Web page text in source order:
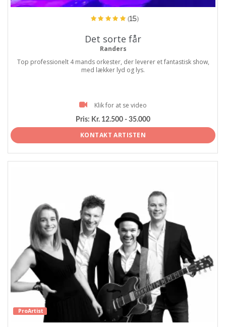
(15)
Det sorte får
Randers
Top professionelt 4 mands orkester, der leverer et fantastisk show,
med lækker lyd og lys.
Klik for at se video
Pris: Kr. 12.500 - 35.000
KONTAKT ARTISTEN
ProArtist